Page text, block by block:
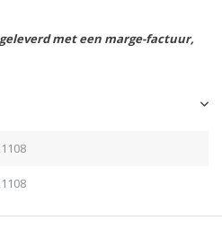
met een marge-factuur,